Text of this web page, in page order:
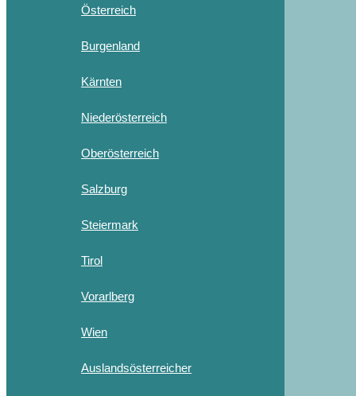
Österreich
Burgenland
Kärnten
Niederösterreich
Oberösterreich
Salzburg
Steiermark
Tirol
Vorarlberg
Wien
Auslandsösterreicher